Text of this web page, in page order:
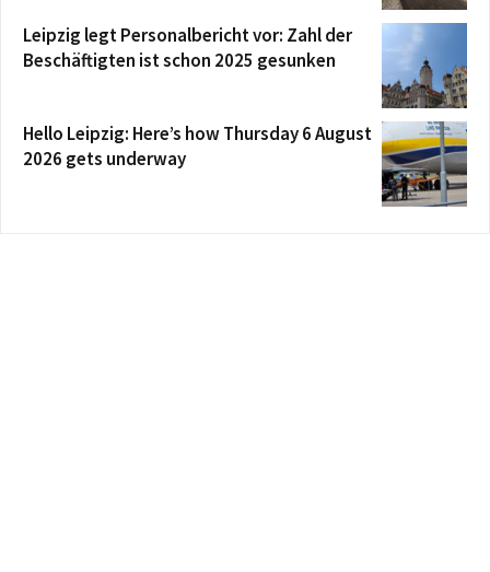
Leipzig legt Personalbericht vor: Zahl der
Beschäftigten ist schon 2025 gesunken
Hello Leipzig: Here’s how Thursday 6 August
2026 gets underway